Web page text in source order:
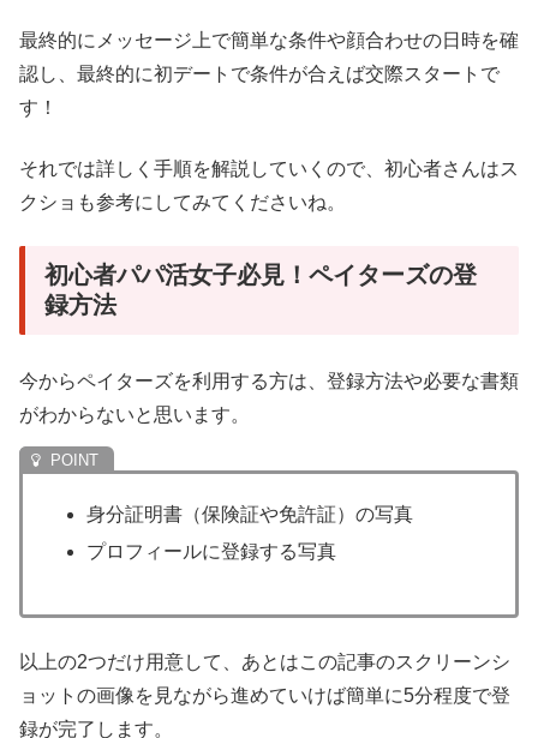
最終的にメッセージ上で簡単な条件や顔合わせの日時を確
認し、最終的に初デートで条件が合えば交際スタートで
す！
それでは詳しく手順を解説していくので、初心者さんはス
クショも参考にしてみてくださいね。
初心者パパ活女子必見！ペイターズの登
録方法
今からペイターズを利用する方は、登録方法や必要な書類
がわからないと思います。
身分証明書（保険証や免許証）の写真
プロフィールに登録する写真
以上の2つだけ用意して、あとはこの記事のスクリーンシ
ョットの画像を見ながら進めていけば簡単に5分程度で登
録が完了します。